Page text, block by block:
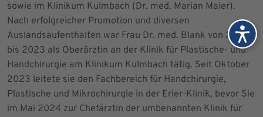
sowie im Klinikum Kulmbach (Dr. med. Marian Maier).
Nach erfolgreicher Promotion und diversen
Auslandsaufenthalten war Frau Dr. med. Blank von 2021
bis 2023 als Oberärztin an der Klinik für Plastische- und
Handchirurgie am Klinikum Kulmbach tätig. Seit Oktober
2023 leitete sie den Fachbereich für Handchirurgie,
Plastische und Mikrochirurgie in der Erler-Klinik, bevor Sie
im Mai 2024 zur Chefärztin der umbenannten Klinik für